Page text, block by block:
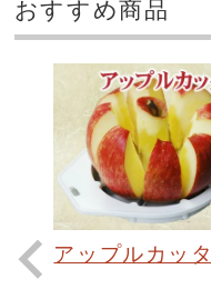
おすすめ商品
アップルカッ